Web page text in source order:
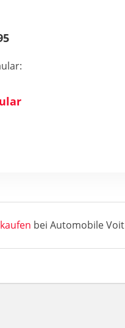
bei Automobile Voit